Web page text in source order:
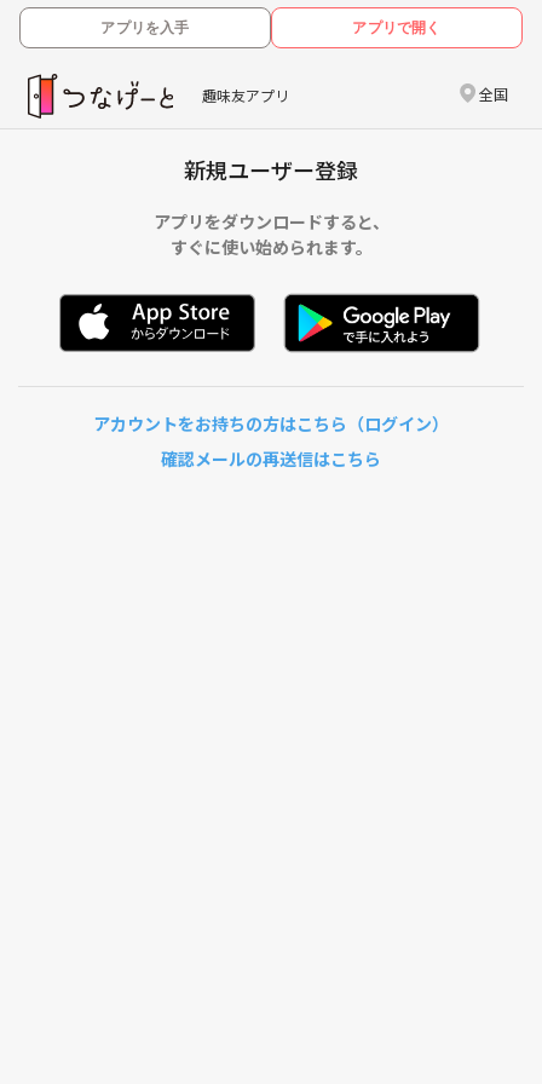
アプリを入手 アプリで開く
趣味友アプリ 全国
新規ユーザー登録
アプリをダウンロードすると、
すぐに使い始められます。
アカウントをお持ちの方はこちら（ログイン）
確認メールの再送信はこちら